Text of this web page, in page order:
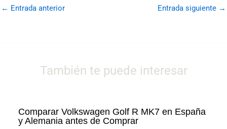
← Entrada anterior Entrada siguiente →
También te puede interesar
Comparar Volkswagen Golf R MK7 en España
y Alemania antes de Comprar